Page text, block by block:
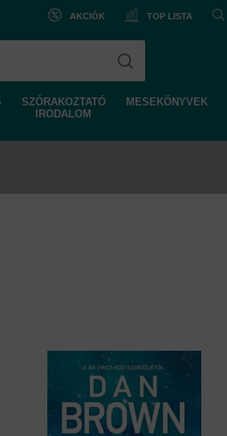
AKCIÓK TOP LISTA
SZÓRAKOZTATÓ
IRODALOM
MESEKÖNYVEK